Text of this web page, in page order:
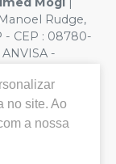
Rudge,
- CEP : 08780-
-
nº 56.684 |
meramente
virtual estão
no site. Ao
a nossa